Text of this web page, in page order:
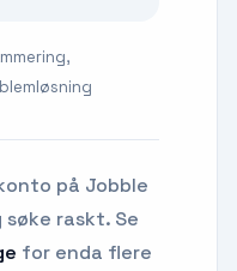
på Jobble
raskt. Se
for enda flere